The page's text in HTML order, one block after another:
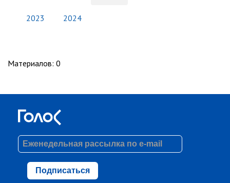
2023 2024
Материалов: 0
Подписаться